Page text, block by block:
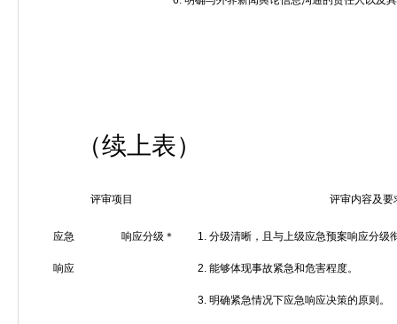
（续上表）
评审项目 评审内容及要
应急
响应
响应分级＊ 1. 分级清晰，且与上级应急预案响应分级
2. 能够体现事故紧急和危害程度。
3. 明确紧急情况下应急响应决策的原则。